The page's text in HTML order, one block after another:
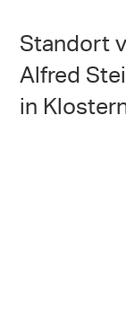
Standort
Alfred
in